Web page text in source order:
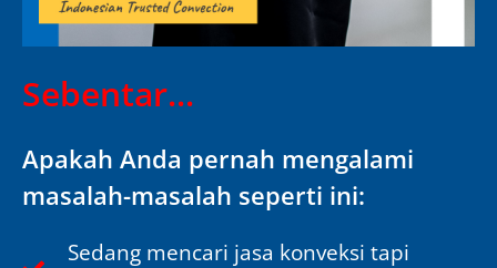
Sebentar...
Apakah Anda pernah mengalami
masalah-masalah seperti ini:
Sedang mencari jasa konveksi tapi